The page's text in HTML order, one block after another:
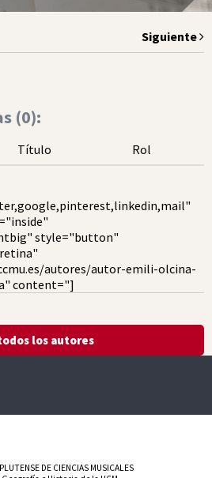
Siguiente
(0):
Título Rol
style="button"
autores/autor-emili-olcina-
content="]
los autores
DE CIENCIAS MUSICALES